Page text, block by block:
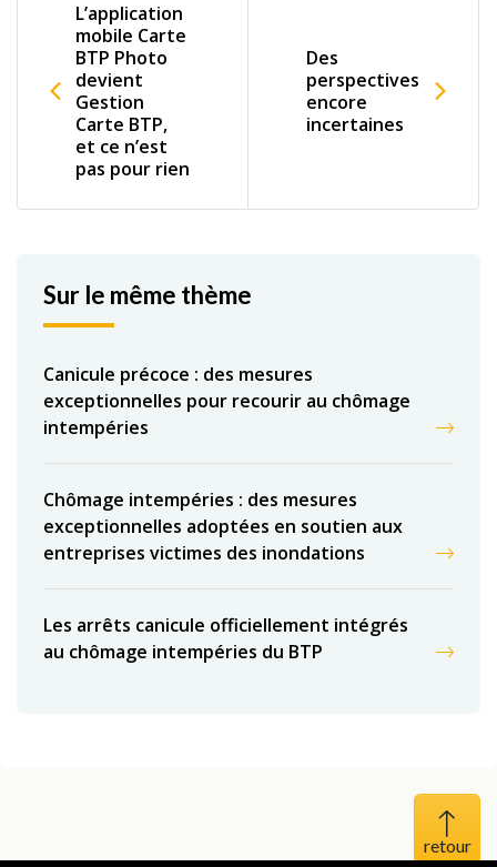
L’application
mobile Carte
BTP Photo
devient
Gestion
Carte BTP,
et ce n’est
pas pour rien
Des
perspectives
encore
incertaines
Sur le même thème
Canicule précoce : des mesures
exceptionnelles pour recourir au chômage
intempéries
Chômage intempéries : des mesures
exceptionnelles adoptées en soutien aux
entreprises victimes des inondations
Les arrêts canicule officiellement intégrés
au chômage intempéries du BTP
Haut